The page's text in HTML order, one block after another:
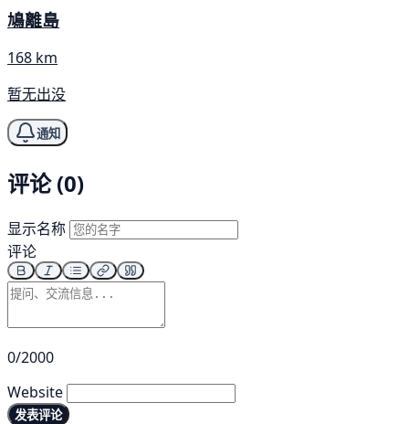
鳩離島
168 km
暂无出没
通知
评论 (0)
显示名称
评论
0/2000
Website
发表评论